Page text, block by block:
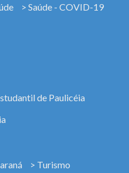
> Saúde - COVID-19
de Paulicéia
> Turismo